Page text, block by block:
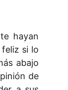
hayan
si lo
abajo
de